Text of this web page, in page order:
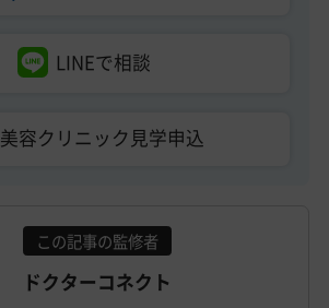
LINEで相談
美容クリニック見学申込
この記事の監修者
ドクターコネクト